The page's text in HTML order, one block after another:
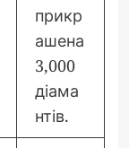
прикр
ашена
3,000
діама
нтів.